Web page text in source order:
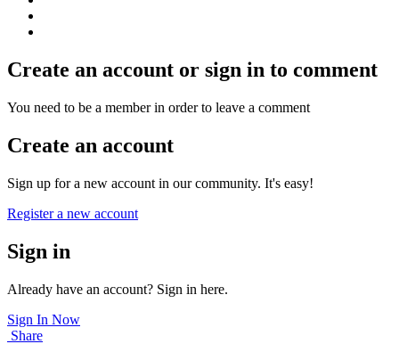
Create an account or sign in to comment
You need to be a member in order to leave a comment
Create an account
Sign up for a new account in our community. It's easy!
Register a new account
Sign in
Already have an account? Sign in here.
Sign In Now
Share